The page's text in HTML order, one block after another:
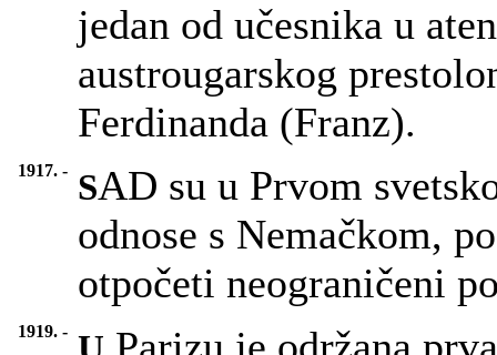
jedan od učesnika u
austrougarskog
Ferdinanda (Franz).
1917. - SAD su u Prvom
odnose s Nemačkom,
otpočeti neograničeni
1919. -